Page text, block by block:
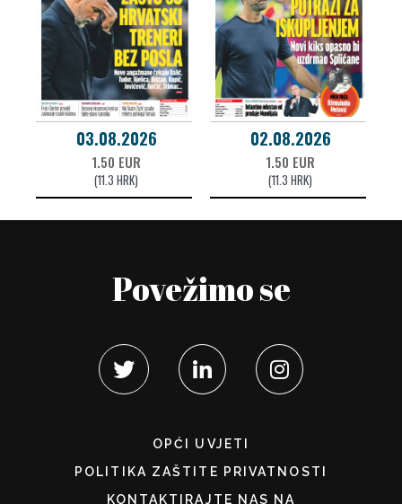
03.08.2026
1.50 EUR
(11.3 HRK)
02.08.2026
1.50 EUR
(11.3 HRK)
Povežimo se
OPĆI UVJETI
POLITIKA ZAŠTITE PRIVATNOSTI
KONTAKTIRAJTE NAS NA